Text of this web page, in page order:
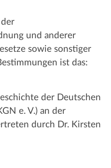
und anderer
sowie sonstiger
ist das:
der Deutschen
e. V.) an der
durch Dr. Kirsten